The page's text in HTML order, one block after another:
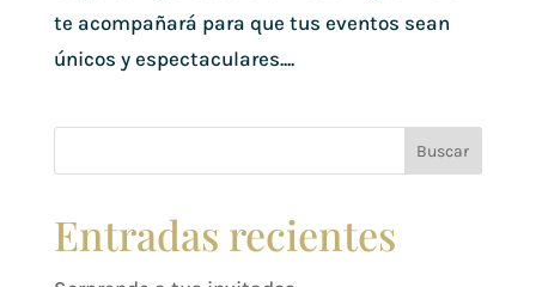
te acompañará para que tus eventos sean
únicos y espectaculares....
Buscar
Entradas recientes